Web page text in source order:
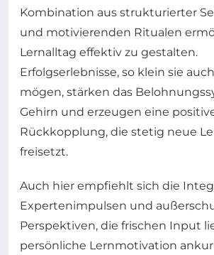
Kombination aus strukturierter
und motivierenden Ritualen
Lernalltag effektiv zu gestalten.
Erfolgserlebnisse, so klein sie
mögen, stärken das
Gehirn und erzeugen eine
Rückkopplung, die stetig neue
freisetzt.
Auch hier empfiehlt sich die
Expertenimpulsen und
Perspektiven, die frischen Input
persönliche Lernmotivation